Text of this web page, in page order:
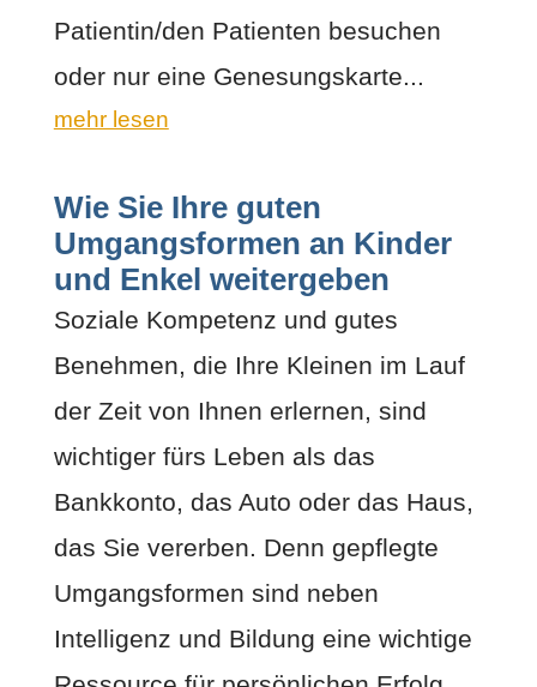
Patientin/den Patienten besuchen
oder nur eine Genesungskarte...
mehr lesen
Wie Sie Ihre guten
Umgangsformen an Kinder
und Enkel weitergeben
Soziale Kompetenz und gutes
Benehmen, die Ihre Kleinen im Lauf
der Zeit von Ihnen erlernen, sind
wichtiger fürs Leben als das
Bankkonto, das Auto oder das Haus,
das Sie vererben. Denn gepflegte
Umgangsformen sind neben
Intelligenz und Bildung eine wichtige